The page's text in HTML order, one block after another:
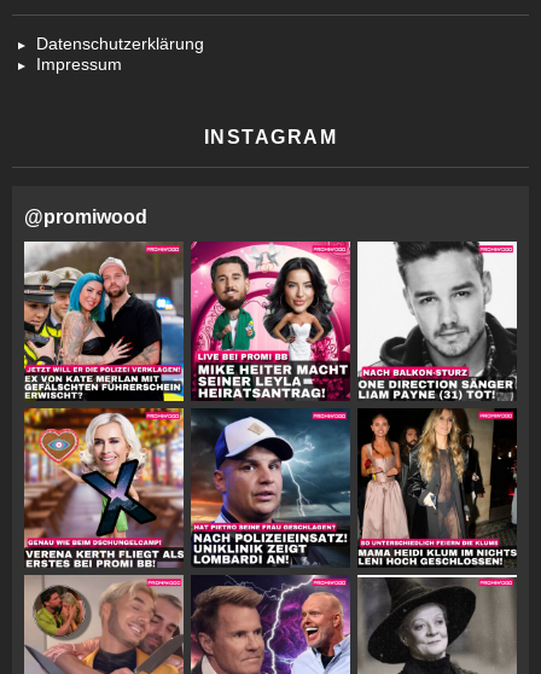
Datenschutzerklärung
Impressum
INSTAGRAM
@promiwood